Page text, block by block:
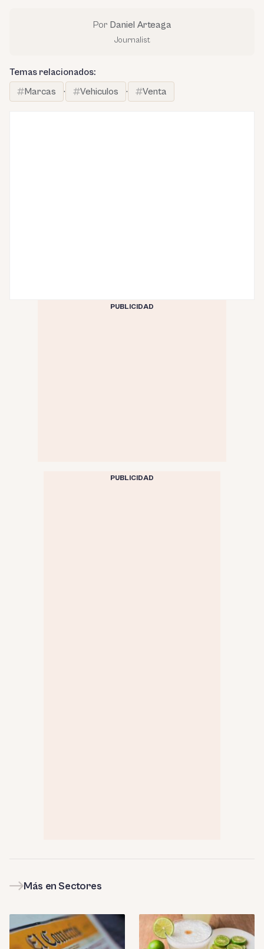
Por Daniel Arteaga
Journalist
Temas relacionados:
Marcas
· Vehiculos · Venta
PUBLICIDAD
PUBLICIDAD
Más en Sectores